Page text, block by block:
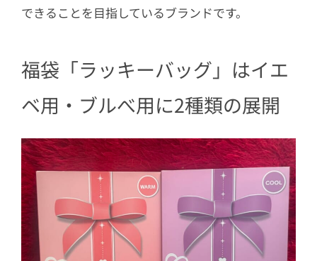
4.4ヘアアクセサリー
よ
できることを目指しているブランドです。
福袋「ラッキーバッグ」はイエ
ベ用・ブルべ用に2種類の展開